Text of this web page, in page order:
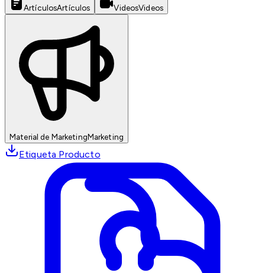
ArtículosArtículos VideosVideos
Material de MarketingMarketing
Etiqueta Producto